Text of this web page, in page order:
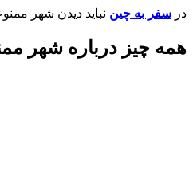
در سفر به چین نباید دیدن شهر
همه چیز درباره شهر